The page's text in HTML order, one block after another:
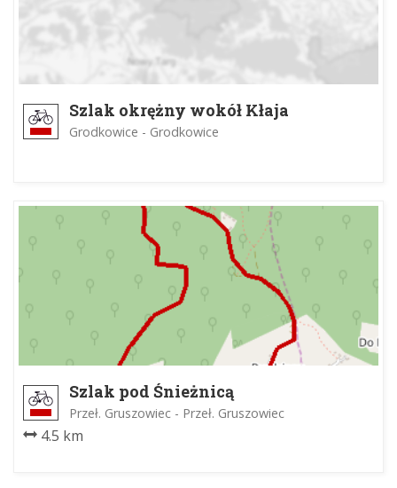
Szlak okrężny wokół Kłaja
Grodkowice - Grodkowice
Szlak pod Śnieżnicą
Przeł. Gruszowiec - Przeł. Gruszowiec
4.5 km